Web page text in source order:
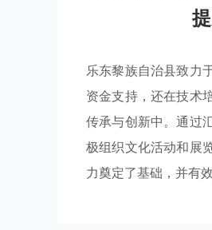
乐东黎族自治县致力
资金支持，还在技术
传承与创新中。通过
极组织文化活动和展
力奠定了基础，并有